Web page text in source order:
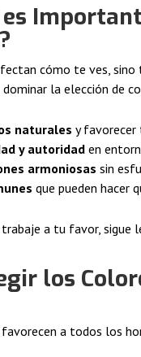
es
cómo te ves,
la elección de
naturales y favorecer
y autoridaden
armoniosas sin
que pueden hacer
a tu favor, sigue
los
a todos los